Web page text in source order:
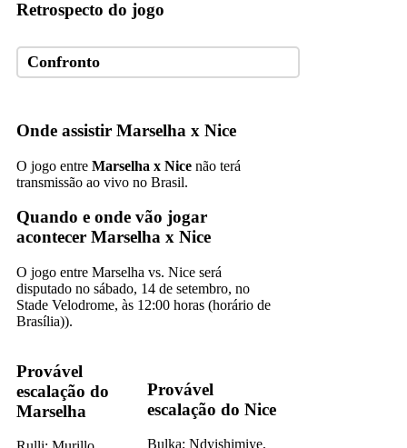
Retrospecto do jogo
Confronto
Onde assistir Marselha x Nice
O jogo entre Marselha x Nice não terá
transmissão ao vivo no Brasil.
Quando e onde vão jogar
acontecer Marselha x Nice
O jogo entre Marselha vs. Nice será
disputado no sábado, 14 de setembro, no
Stade Velodrome, às 12:00 horas (horário de
Brasília)).
Provável
escalação do
Marselha
Provável
escalação do Nice
Bulka; Ndyishimiye,